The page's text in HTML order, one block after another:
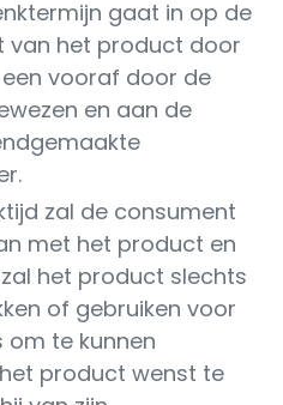
gaat in op de
van het product door
vooraf door de
en aan de
zal de consument
met het product en
het product slechts
of gebruiken voor
om te kunnen
product wenst te